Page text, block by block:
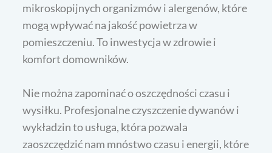
mikroskopijnych organizmów i alergenów, które
mogą wpływać na jakość powietrza w
pomieszczeniu. To inwestycja w zdrowie i
komfort domowników.
Nie można zapominać o oszczędności czasu i
wysiłku. Profesjonalne czyszczenie dywanów i
wykładzin to usługa, która pozwala
zaoszczędzić nam mnóstwo czasu i energii, które